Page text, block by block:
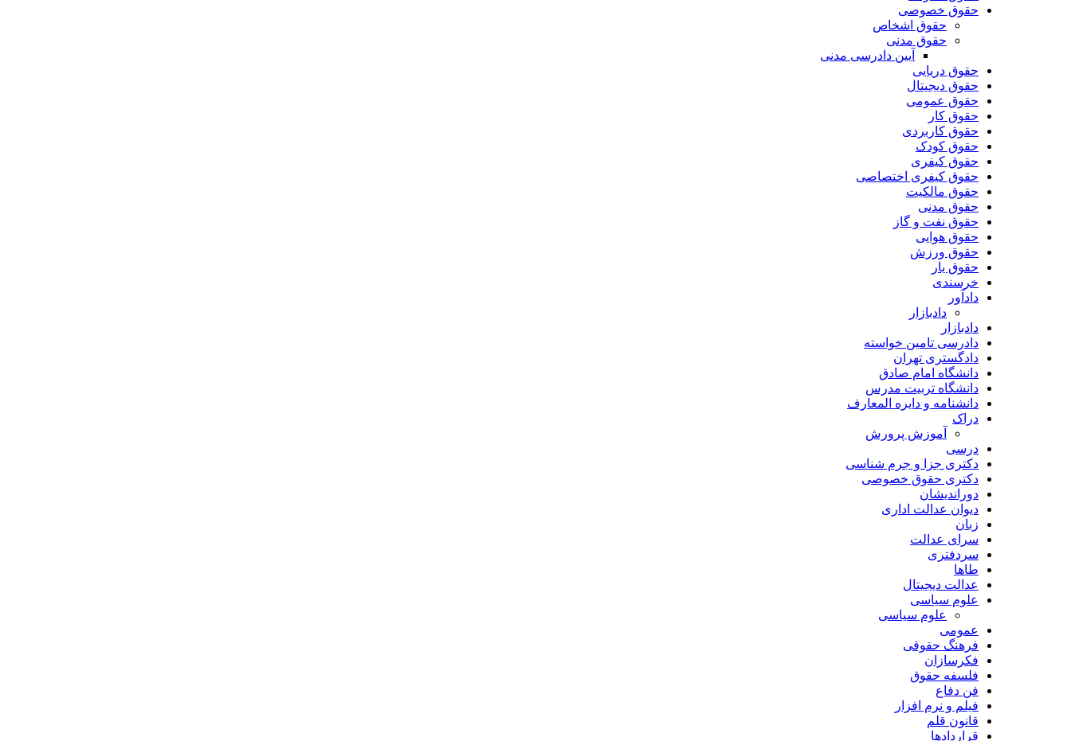
حقوق خصوصی
حقوق اشخاص
حقوق مدنی
آیین دادرسی مدنی
حقوق دریایی
حقوق دیجیتال
حقوق عمومی
حقوق کار
حقوق کاربردی
حقوق کودک
حقوق کیفری
حقوق کیفری اختصاصی
حقوق مالکیت
حقوق مدنی
حقوق نفت و گاز
حقوق هوایی
حقوق ورزش
حقوق یار
خرسندی
دادآور
دادبازار
دادبازار
دادرسی تامین خواسته
دادگستری تهران
دانشگاه امام صادق
دانشگاه تربیت مدرس
دانشنامه و دایره المعارف
دراک
آموزش پرورش
درسی
دکتری جزا و جرم شناسی
دکتری حقوق خصوصی
دوراندیشان
دیوان عدالت اداری
زبان
سرای عدالت
سردفتری
طاها
عدالت دیجیتال
علوم سیاسی
علوم سیاسی
عمومی
فرهنگ حقوقی
فکرسازان
فلسفه حقوق
فن دفاع
فیلم و نرم افزار
قانون قلم
قراردادها